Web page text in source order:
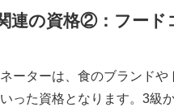
連の資格②：フード
ーターは、食のブランド
った資格となります。3級